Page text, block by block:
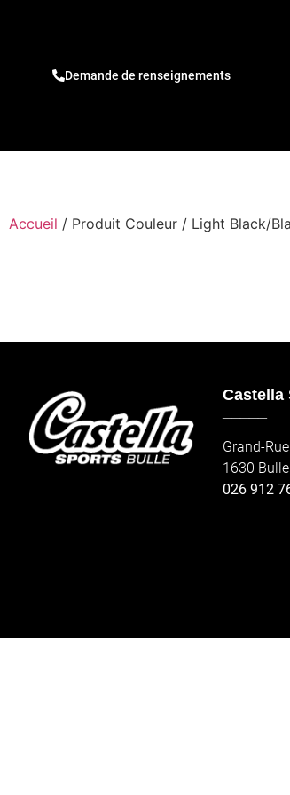
Demande de renseignements
Accueil / Produit Couleur / Light Black/
Castella
Grand-
1630 Bulle
026 912